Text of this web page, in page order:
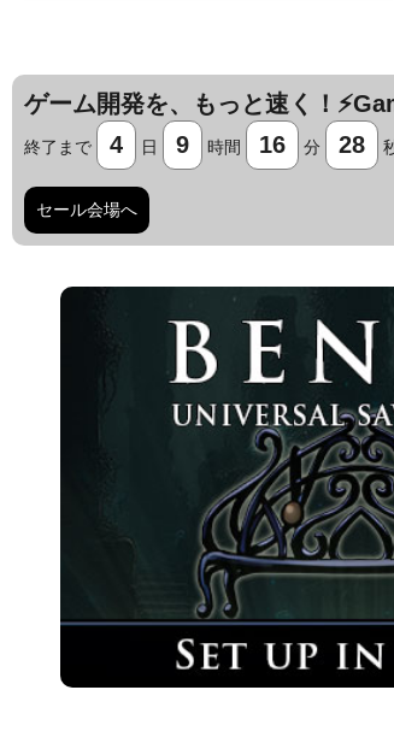
ゲーム開発を、もっと速く！
終了まで 4 日 9 時間 16 分 27
セール会場へ